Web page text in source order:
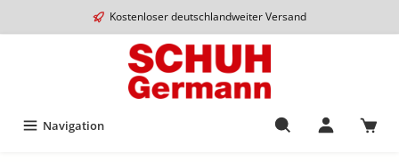
Kostenloser deutschlandweiter Versand
Navigation